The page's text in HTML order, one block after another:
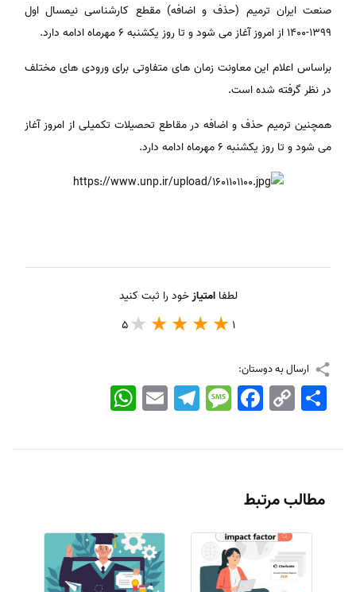
صنعت ایران ترمیم (حذف و اضافه) مقطع کارشناسی نیمسال اول
۱۳۹۹-۱۴۰۰ از امروز آغاز می شود و تا روز یکشنبه ۶ مهرماه ادامه دارد.
براساس اعلام این معاونت زمان های متفاوتی برای ورودی های مختلف
در نظر گرفته شده است.
همچنین ترمیم حذف و اضافه در مقاطع تحصیلات تکمیلی از امروز آغاز
می شود و تا روز یکشنبه ۶ مهرماه ادامه دارد.
لطفاامتیازخود را ثبت کنید
1
5
ارسال به دوستان:
WhatsApp EmailTelegramMessageFacebook Copy
Link
اشتراک
مطالب مرتبط